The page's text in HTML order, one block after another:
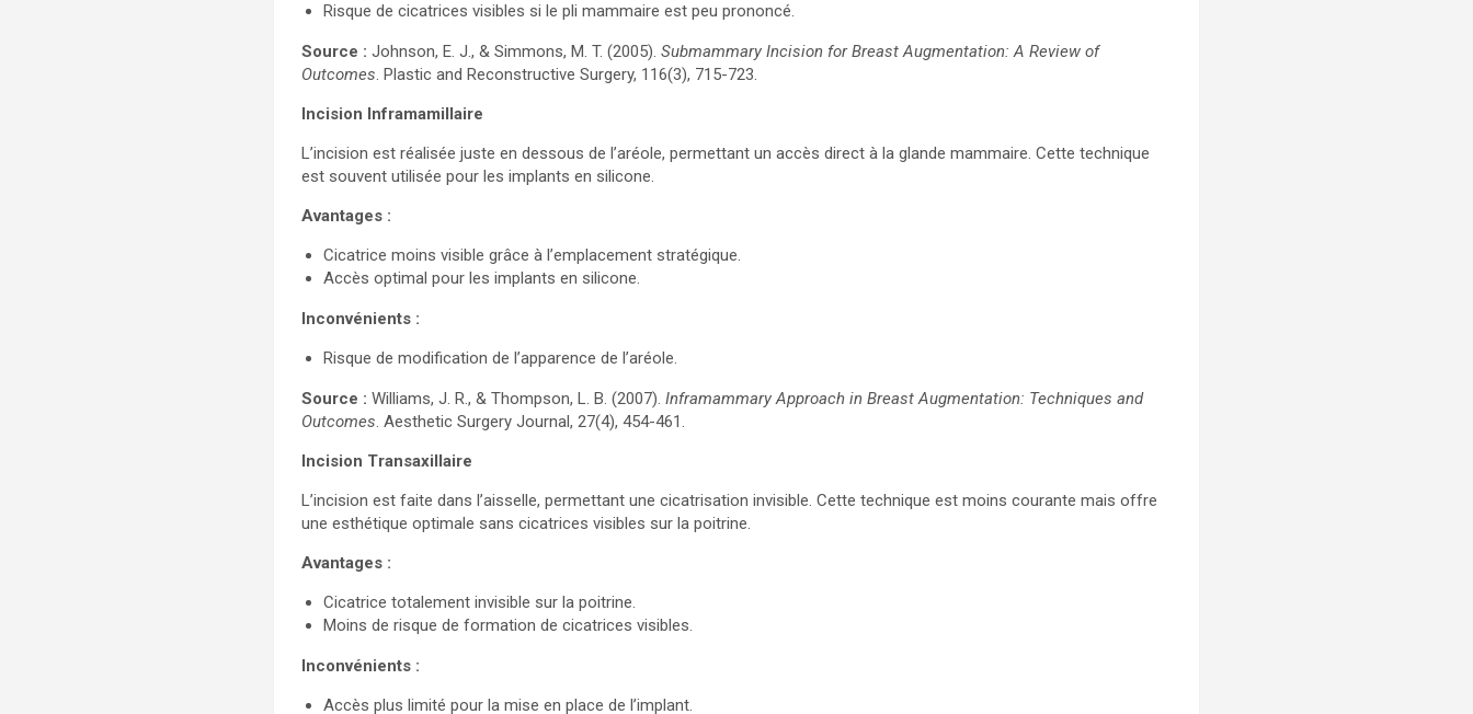
Risque de cicatrices visibles si le pli mammaire est peu prononcé.
Source : Johnson, E. J., & Simmons, M. T. (2005).Submammary Incision for Breast Augmentation: A Review of
Outcomes. Plastic and Reconstructive Surgery, 116(3), 715-723.
Incision Inframamillaire
L’incision est réalisée juste en dessous de l’aréole, permettant un accès direct à la glande mammaire. Cette technique
est souvent utilisée pour les implants en silicone.
Avantages :
Cicatrice moins visible grâce à l’emplacement stratégique.
Accès optimal pour les implants en silicone.
Inconvénients :
Risque de modification de l’apparence de l’aréole.
Source : Williams, J. R., & Thompson, L. B. (2007).Inframammary Approach in Breast Augmentation: Techniques and
Outcomes. Aesthetic Surgery Journal, 27(4), 454-461.
Incision Transaxillaire
L’incision est faite dans l’aisselle, permettant une cicatrisation invisible. Cette technique est moins courante mais offre
une esthétique optimale sans cicatrices visibles sur la poitrine.
Avantages :
Cicatrice totalement invisible sur la poitrine.
Moins de risque de formation de cicatrices visibles.
Inconvénients :
Accès plus limité pour la mise en place de l’implant.